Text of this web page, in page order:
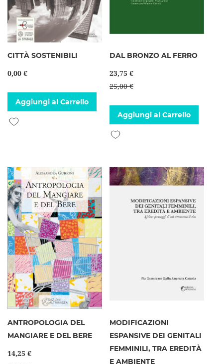
CITTÀ SOSTENIBILI
0,00 €
Aggiungi al Carrello
Aggiungi alla lista desideri
DAL BRONZO AL FERRO
23,75 €
25,00 €
Aggiungi al Carrello
Aggiungi alla lista desideri
ANTROPOLOGIA DEL
MANGIARE E DEL BERE
14,25 €
MODIFICAZIONI
ESPANSIVE DEI GENITALI
FEMMINILI, TRA EREDITÀ
E AMBIENTE